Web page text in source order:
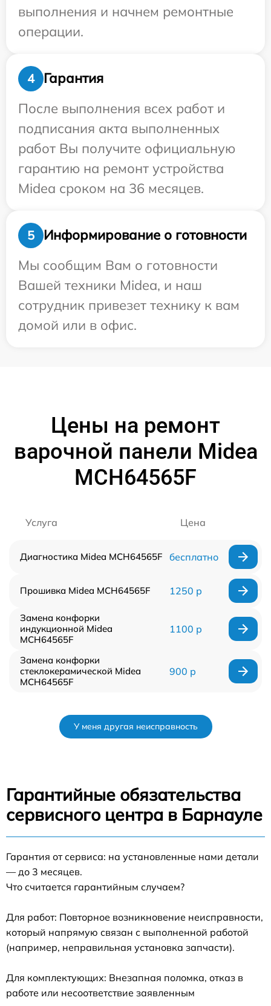
выполнения и начнем ремонтные
операции.
4
Гарантия
После выполнения всех работ и
подписания акта выполненных
работ Вы получите официальную
гарантию на ремонт устройства
Midea сроком на 36 месяцев.
5
Информирование о готовности
Мы сообщим Вам о готовности
Вашей техники Midea, и наш
сотрудник привезет технику к вам
домой или в офис.
Цены на ремонт
варочной панели Midea
MCH64565F
Услуга Цена
Диагностика Midea MCH64565F бесплатно
Прошивка Midea MCH64565F 1250 р
Замена конфорки
индукционной Midea
MCH64565F
1100 р
Замена конфорки
стеклокерамической Midea
MCH64565F
900 р
У меня другая неисправность
Гарантийные обязательства
сервисного центра в Барнауле
Гарантия от сервиса: на установленные нами детали
— до 3 месяцев.
Что считается гарантийным случаем?
Для работ: Повторное возникновение неисправности,
который напрямую связан с выполненной работой
(например, неправильная установка запчасти).
Для комплектующих: Внезапная поломка, отказ в
работе или несоответствие заявленным